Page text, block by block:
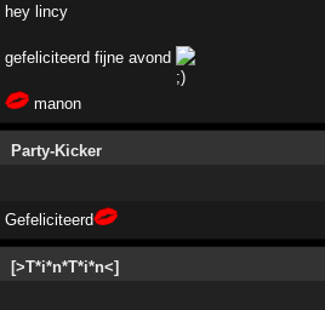
hey lincy
gefeliciteerd fijne avond
manon
Party-Kicker
Gefeliciteerd
[>T*i*n*T*i*n<]